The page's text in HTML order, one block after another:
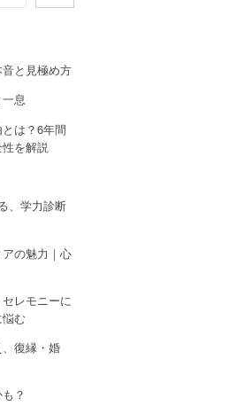
と見極め方
息
は？6年間
を解説
、学力診断
の魅力｜心
レモニーに
む
復縁・婚
？